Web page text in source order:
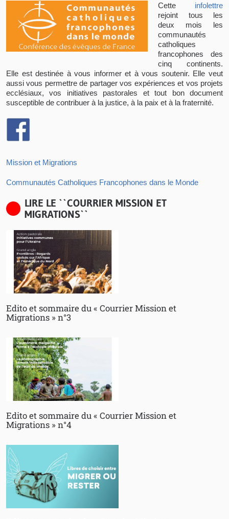
Cette infolettre
rejoint tous les
deux mois les
communautés
catholiques
francophones des
cinq continents.
Elle est destinée à vous informer et à vous soutenir. Elle veut
aussi vous permettre de partager vos expériences et vos projets
ecclésiaux, vos initiatives pastorales et tout bon document
susceptible de contribuer à la justice, à la paix et à la fraternité.
Mission et Migrations
Communautés Catholiques Francophones dans le Monde
LIRE LE ``COURRIER MISSION ET
MIGRATIONS``
Edito et sommaire du « Courrier Mission et
Migrations » n°3
Edito et sommaire du « Courrier Mission et
Migrations » n°4